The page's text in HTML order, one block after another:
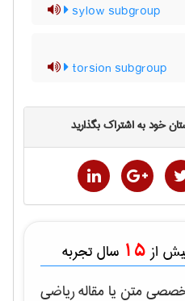
sylow subgroup
torsion subgroup
خود به اشتراک بگذارید
از 15 سال تجربه
متن یا مقالهرياضی